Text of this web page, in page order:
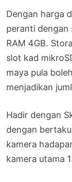
Dengan harga
peranti dengan
RAM 4GB.
slot kad
maya pula
menjadikan
Hadir dengan
dengan
kamera
kamera utama